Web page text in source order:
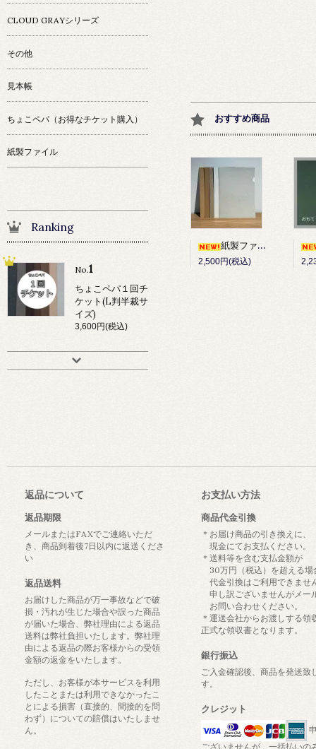
おすすめ商品
紙製ファイル 10枚セット
2,500円(税込)
CLOUD GRAYシリーズ
その他
見本帳
ちょこペパ（お得なチケット購入）
紙製ファイル
Ranking
No.1
ちょこペパ１回チ
ケット(L判半裁サ
イズ)
3,600円(税込)
返品について
返品期限
メールまたはFAXでご連絡いただ
き、商品到着後7日以内に返送くださ
い
返品送料
お届けした商品が万一事故などで破
損・汚れが生じた場合や誤った商品
が届いた場合、弊社理由による返品
送料は弊社負担いたします。弊社理
由による返品の際お客様からの受領
金額の返金をいたします。
ただし、お客様が本サービスを利用
したことまたは利用できなかったこ
とによる損害（直接的、間接的を問
わず）についての賠償はいたしませ
ん。
お支払い方法
商品代金引換
＊お届け商品の引き換えに、
現金にてお支払ください。
＊送料等を含む支払金額が
30万円（税込）を超える場
代金引換はご利用できませ
申し訳ございませんがメー
お問い合わせください。
＊運送会社からお渡しする領
正式な領収書となります。
銀行振込
ご入金確認後、商品を発送致
す。
クレジット
ございませんが、一括払いの